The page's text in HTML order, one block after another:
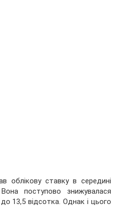
облікову ставку в середині
поступово знижувалася
13,5 відсотка. Однак і цього